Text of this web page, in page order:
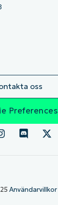
oss
Preferences
Användarvillkor